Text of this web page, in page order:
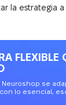
la estrategia
FLEXIBLE
se
lo esencial,